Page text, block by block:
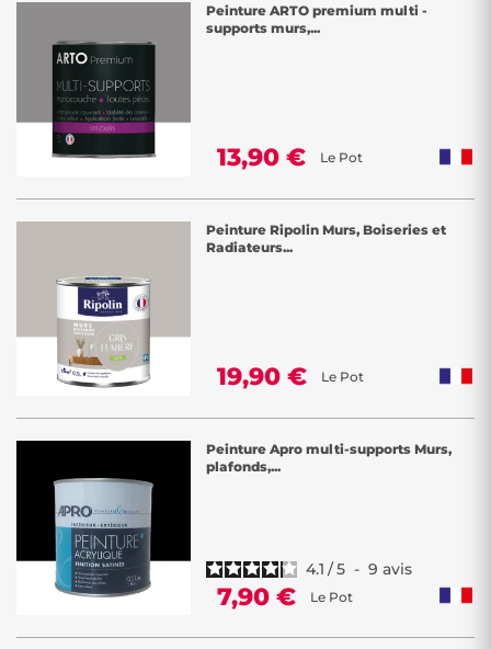
Peinture ARTO premium multi -
supports murs,...
13,90 € Le Pot
Peinture Ripolin Murs, Boiseries et
Radiateurs...
19,90 € Le Pot
Peinture Apro multi-supports Murs,
plafonds,...
4.1 /5 - 9 avis
7,90 € Le Pot